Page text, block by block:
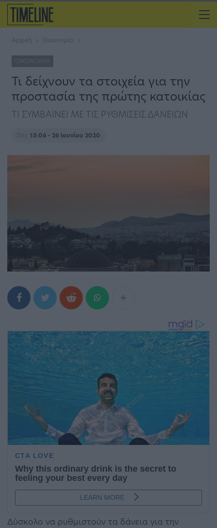
Αρχική Οικονομία
ΟΙΚΟΝΟΜΊΑ
Τι δείχνουν τα στοιχεία για την
προστασία της πρώτης κατοικίας
ΤΙ ΣΥΜΒΑΙΝΕΙ ΜΕ ΤΙΣ ΡΥΘΜΙΣΕΙΣ ΔΑΝΕΙΩΝ
Στις 13:06 - 26 Ιουνίου 2020
Δύσκολο να ρυθμιστούν τα δάνεια για την